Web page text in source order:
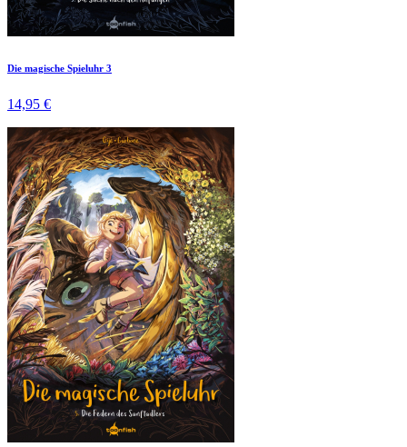
Die magische Spieluhr 3
14,95 €